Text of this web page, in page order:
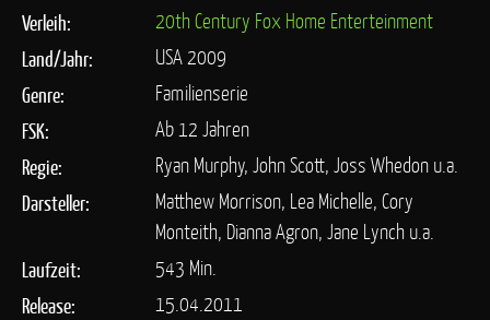
Verleih:
20th Century Fox Home Enterteinment
Land/Jahr:
USA 2009
Genre:
Familienserie
FSK:
Ab 12 Jahren
Regie:
Ryan Murphy, John Scott, Joss Whedon u.a.
Darsteller:
Matthew Morrison, Lea Michelle, Cory
Monteith, Dianna Agron, Jane Lynch u.a.
Laufzeit:
543 Min.
Release:
15.04.2011